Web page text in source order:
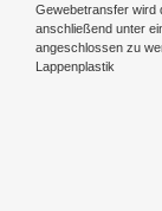
Gewebetransfer wird
anschließend unter
angeschlossen zu
Lappenplastik